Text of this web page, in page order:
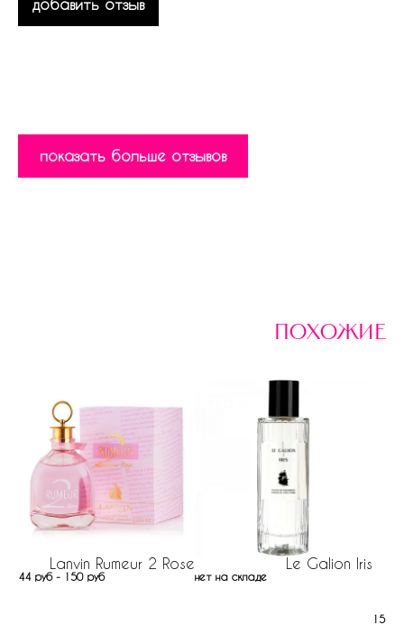
добавить отзыв
показать больше отзывов
похожие
Lanvin Rumeur 2 Rose
44 руб - 150 руб
Le Galion Iris
нет на складе
152